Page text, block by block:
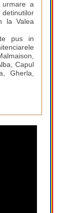
a
la Valea
pus in
Capul
Gherla,